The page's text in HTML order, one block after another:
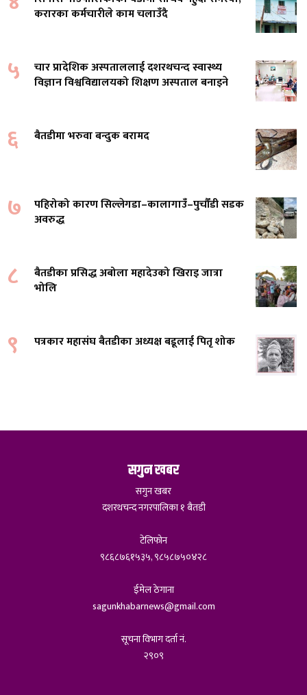
करारका कर्मचारीले काम चलाउँदै
५
चार प्रादेशिक अस्पताललाई दशरथचन्द स्वास्थ्य
विज्ञान विश्वविद्यालयको शिक्षण अस्पताल बनाइने
६ बैतडीमा भरुवा बन्दुक बरामद
७
पहिरोको कारण सिल्लेगडा–कालागाउँ–पुर्चौंडी सडक
अवरुद्ध
८
बैतडीका प्रसिद्ध अबोला महादेउको खिराइ जात्रा
भोलि
९ पत्रकार महासंघ बैतडीका अध्यक्ष बडूलाई पितृ शोक
सगुन खबर
सगुन खबर
दशरथचन्द नगरपालिका १ बैतडी
टेलिफोन
९८६८७६१५३५, ९८५८७५०४२८
ईमेल ठेगाना
sagunkhabarnews@gmail.com
सूचना विभाग दर्ता नं.
२९०९